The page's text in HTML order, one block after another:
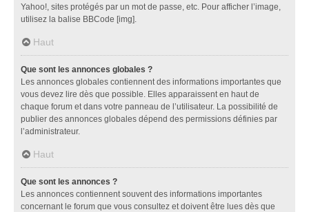
Yahoo!, sites protégés par un mot de passe, etc. Pour afficher l’image,
utilisez la balise BBCode [img].
Haut
Que sont les annonces globales ?
Les annonces globales contiennent des informations importantes que
vous devez lire dès que possible. Elles apparaissent en haut de
chaque forum et dans votre panneau de l’utilisateur. La possibilité de
publier des annonces globales dépend des permissions définies par
l’administrateur.
Haut
Que sont les annonces ?
Les annonces contiennent souvent des informations importantes
concernant le forum que vous consultez et doivent être lues dès que